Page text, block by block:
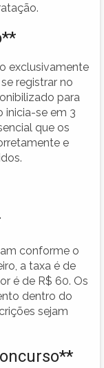
exclusivamente
registrar no
para
inicia-se em 3
que os
e
conforme o
a taxa é de
é de R$ 60. Os
dentro do
sejam